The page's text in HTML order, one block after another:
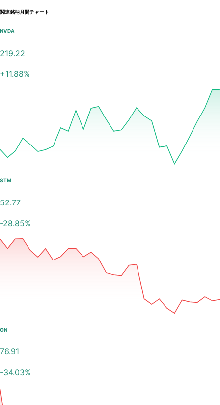
関連銘柄月間チャート
NVDA
219.22
+11.88%
STM
52.77
-28.85%
ON
76.91
-34.03%